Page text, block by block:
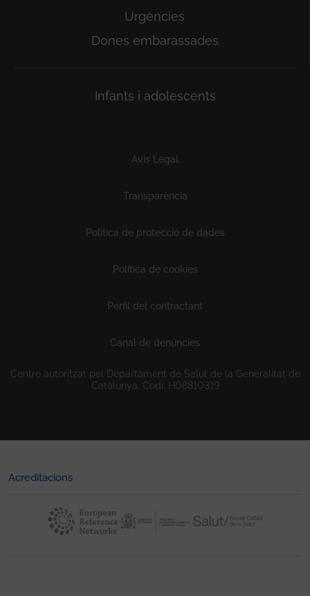
Urgències
Dones embarassades
Infants i adolescents
Avís Legal
Transparència
Política de protecció de dades
Política de cookies
Perfil del contractant
Canal de denúncies
Centre autoritzat pel Departament de Salut de la Generalitat de
Catalunya. Codi: H08810319
Acreditacions